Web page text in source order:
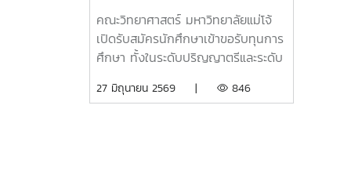
คณะวิทยาศาสตร์ มหาวิทยาลัยแม่โจ้
เปิดรับสมัครนักศึกษาเข้าขอรับทุนการ
ศึกษา ทั้งในระดับปริญญาตรีและระดับ
มีจิตอาสา มีคุณธรรม ความประพฤติ
27 มิถุนายน 2569 | 846